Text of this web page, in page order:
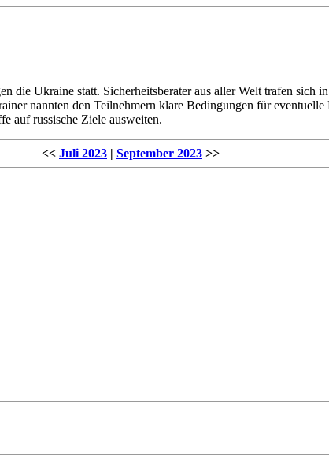
die Ukraine statt. Sicherheitsberater aus aller Welt trafen sich
nannten den Teilnehmern klare Bedingungen für
auf russische Ziele ausweiten.
<< Juli 2023 | September 2023 >>